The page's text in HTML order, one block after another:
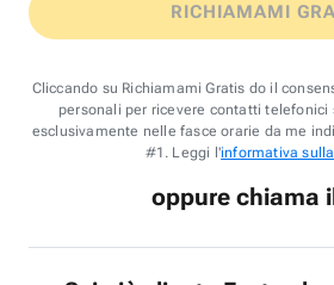
RICHIAMAMI
Cliccando su Richiamami Gratis do il
personali per ricevere contatti
esclusivamente nelle fasce orarie da me
#1. Leggi l'informativa
oppure chiama